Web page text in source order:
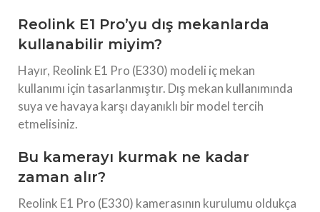
Reolink E1 Pro’yu dış mekanlarda
kullanabilir miyim?
Hayır, Reolink E1 Pro (E330) modeli iç mekan
kullanımı için tasarlanmıştır. Dış mekan kullanımında
suya ve havaya karşı dayanıklı bir model tercih
etmelisiniz.
Bu kamerayı kurmak ne kadar
zaman alır?
Reolink E1 Pro (E330) kamerasının kurulumu oldukça